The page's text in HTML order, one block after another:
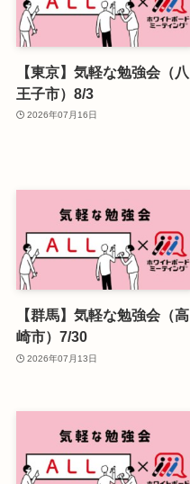
【東京】気軽な勉強会（八
王子市）8/3
2026年07月16日
【群馬】気軽な勉強会（高
崎市）7/30
2026年07月13日